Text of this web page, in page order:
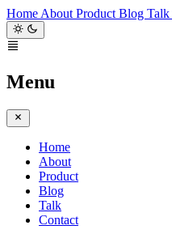
Home About Product Blog Talk
Menu
Home
About
Product
Blog
Talk
Contact